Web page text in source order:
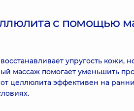
с помощью
упругость кожи,
массаж помогает уменьшить
целлюлита эффективен на